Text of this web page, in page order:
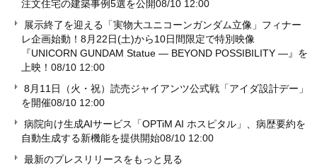
注文住宅の建築事例5選を公開08/10 12:00
展示終了を迎える「実物大ユニコーンガンダム立像」フィナー
レ企画始動！8月22日(土)から10日間限定で特別映像
『UNICORN GUNDAM Statue ― BEYOND POSSIBILITY ―』を
上映！ 08/10 12:00
8月11日（火・祝）読売ジャイアンツ公式戦「アイダ設計デー」
を開催08/10 12:00
病院向け生成AIサービス「OPTiM AI ホスピタル」、病歴要約を
自動生成する新機能を提供開始08/10 12:00
最新のプレスリリースをもっと見る